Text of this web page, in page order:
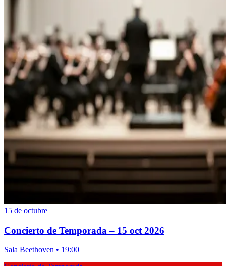
15 de octubre
Concierto de Temporada – 15 oct 2026
Sala Beethoven • 19:00